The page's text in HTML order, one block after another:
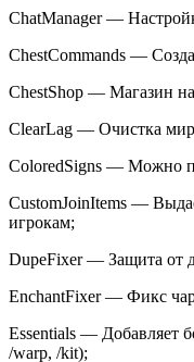
ChatManager —
ChestCommands —
ChestShop — Магазин
ClearLag — Очистка
ColoredSigns — Можно
CustomJoinItems —
игрокам;
DupeFixer — Защита от
EnchantFixer — Фикс
Essentials — Добавляет
/warp, /kit);